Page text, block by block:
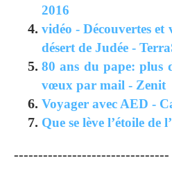
2016
vidéo - Découvertes et
désert de Judée -
80 ans du pape: plus
vœux par mail - Zenit
Voyager avec AED -
Que se lève l’étoile de
--------------------------------